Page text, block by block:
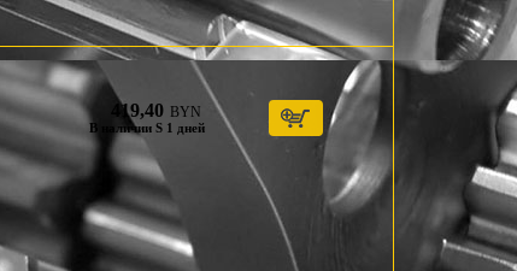
В наличии S 1 дней
419,40 BYN